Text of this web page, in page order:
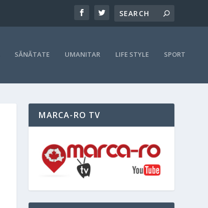
SĂNĂTATE UMANITAR LIFE STYLE SPORT
MARCA-RO TV